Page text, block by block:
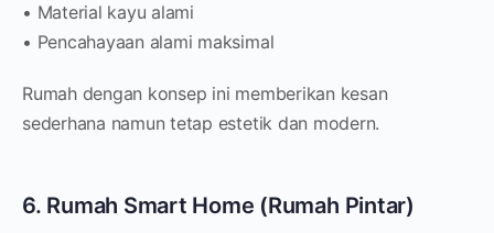
• Material kayu alami
• Pencahayaan alami maksimal
Rumah dengan konsep ini memberikan kesan
sederhana namun tetap estetik dan modern.
6. Rumah Smart Home (Rumah Pintar)